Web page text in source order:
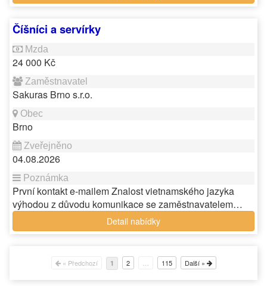
Číšníci a servírky
24 000 Kč
Sakuras Brno s.r.o.
Brno
04.08.2026
První kontakt e-mailem Znalost vietnamského jazyka
výhodou z důvodu komunikace se zaměstnavatelem…
Detail nabídky
« Předchozí 1 2 115 Další »